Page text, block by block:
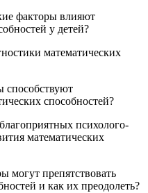
факторы влияют
у детей?
математических
способствуют
способностей?
психолого-
математических
могут препятствовать
и как их преодолеть?